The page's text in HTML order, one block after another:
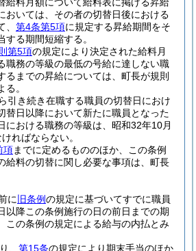
おいては、その者の切替日後における
第4条第5項に規定する昇給期間をそ
る期間短縮する。
第5項の規定により決定された給料月
職務の等級の最低の号給に達しない職
るまでの昇給については、町長が規則
。
引き続き在職する職員の切替日におけ
替日以降において新たに職員となった
における職務の等級は、昭和32年10月
ればならない。
項までに定めるもののほか、この条例
給料の切替に関し必要な事項は、町長
に 旧条例の規定に基づいてすでに職員
以降この条例施行の日の前日までの期
この条例の規定による給与の内払とみ
、 第15条の規定により期末手当のほか